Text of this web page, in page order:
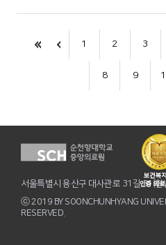
1 2 3
8 9
서울특별시 용산구 대사관로 31길 31(
ⓒ 2019 BY SOONCHUNHYANG
RESERVED.